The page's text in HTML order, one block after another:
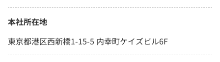
本社所在地
東京都港区西新橋1-15-5 内幸町ケイズビル6F